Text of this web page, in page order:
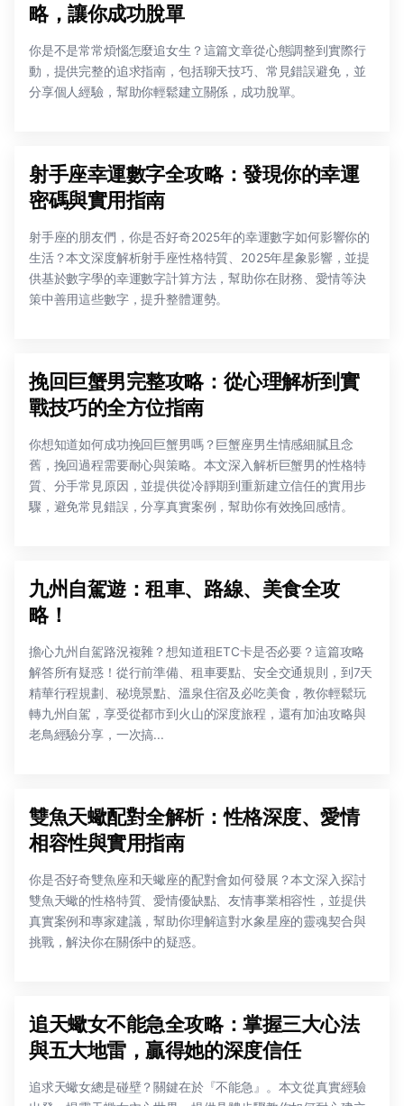
略，讓你成功脫單
你是不是常常煩惱怎麼追女生？這篇文章從心態調整到實際行
動，提供完整的追求指南，包括聊天技巧、常見錯誤避免，並
分享個人經驗，幫助你輕鬆建立關係，成功脫單。
射手座幸運數字全攻略：發現你的幸運
密碼與實用指南
射手座的朋友們，你是否好奇2025年的幸運數字如何影響你的
生活？本文深度解析射手座性格特質、2025年星象影響，並提
供基於數字學的幸運數字計算方法，幫助你在財務、愛情等決
策中善用這些數字，提升整體運勢。
挽回巨蟹男完整攻略：從心理解析到實
戰技巧的全方位指南
你想知道如何成功挽回巨蟹男嗎？巨蟹座男生情感細膩且念
舊，挽回過程需要耐心與策略。本文深入解析巨蟹男的性格特
質、分手常見原因，並提供從冷靜期到重新建立信任的實用步
驟，避免常見錯誤，分享真實案例，幫助你有效挽回感情。
九州自駕遊：租車、路線、美食全攻
略！
擔心九州自駕路況複雜？想知道租ETC卡是否必要？這篇攻略
解答所有疑惑！從行前準備、租車要點、安全交通規則，到7天
精華行程規劃、秘境景點、溫泉住宿及必吃美食，教你輕鬆玩
轉九州自駕，享受從都市到火山的深度旅程，還有加油攻略與
老鳥經驗分享，一次搞...
雙魚天蠍配對全解析：性格深度、愛情
相容性與實用指南
你是否好奇雙魚座和天蠍座的配對會如何發展？本文深入探討
雙魚天蠍的性格特質、愛情優缺點、友情事業相容性，並提供
真實案例和專家建議，幫助你理解這對水象星座的靈魂契合與
挑戰，解決你在關係中的疑惑。
追天蠍女不能急全攻略：掌握三大心法
與五大地雷，贏得她的深度信任
追求天蠍女總是碰壁？關鍵在於『不能急』。本文從真實經驗